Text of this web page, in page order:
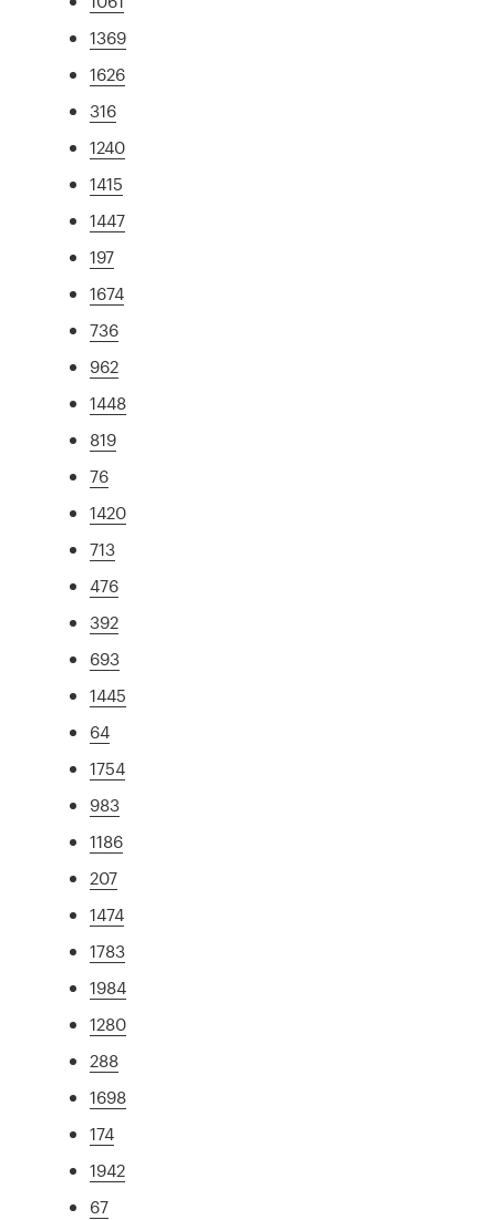
1369
1626
316
1240
1415
1447
197
1674
736
962
1448
819
76
1420
713
476
392
693
1445
64
1754
983
1186
207
1474
1783
1984
1280
288
1698
174
1942
67